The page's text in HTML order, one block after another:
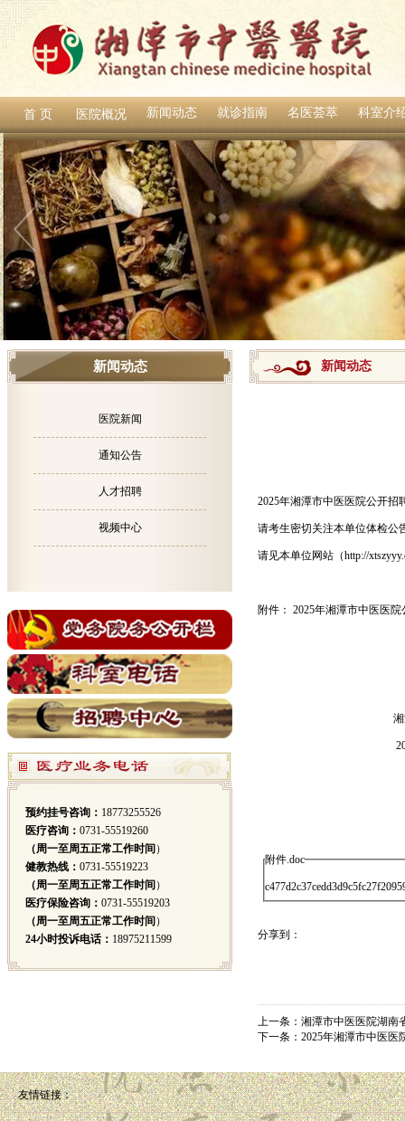
首 页 医院概况 新闻动态 就诊指南 名医荟萃 科室介
新闻动态
医院新闻
通知公告
人才招聘
视频中心
预约挂号咨询： 18773255526
医疗咨询： 0731-55519260
（周一至周五正常工作时间 ）
健教热线： 0731-55519223
（周一至周五正常工作时间 ）
医疗保险咨询： 0731-55519203
（周一至周五正常工作时间 ）
24小时投诉电话： 18975211599
新闻动态
2025年湘潭市中医医院公开
请考生密切关注本单位体检公
请见本单位网站（http://
附件： 2025年湘潭市中医医
湘潭市中
2025年6
附件.doc
分享到：
上一条： 湘潭市中医医院湖南
下一条： 2025年湘潭市中医医
友情链接：